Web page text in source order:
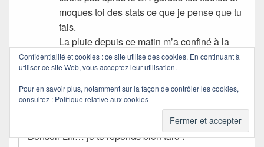
moques toi des stats ce que je pense que tu
fais.
La pluie depuis ce matin m’a confiné à la
maison, Bisous et bon dimanche
Quichottine
dans14/12/2008 à 21:26
Bonsoir Lili… je te réponds bien tard !
Confidentialité et cookies : ce site utilise des cookies. En continuant à
utiliser ce site Web, vous acceptez leur utilisation.
Pour en savoir plus, notamment sur la façon de contrôler les cookies,
consultez : Politique relative aux cookies